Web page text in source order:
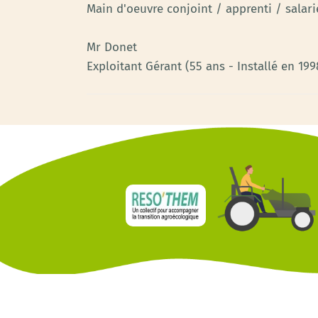
Main d'oeuvre conjoint / apprenti /
Mr Donet
Exploitant Gérant (55 ans - Installé en